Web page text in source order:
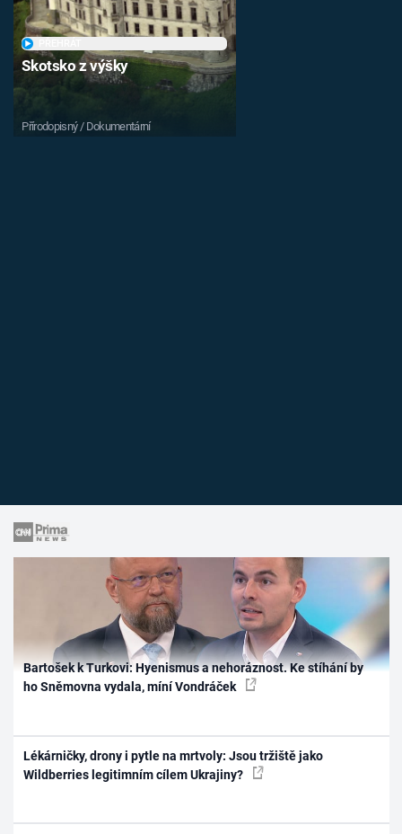
Skotsko z výšky
Přírodopisný / Dokumentární
Bartošek k Turkovi: Hyenismus a nehoráznost. Ke stíhání by
ho Sněmovna vydala, míní Vondráček
Lékárničky, drony i pytle na mrtvoly: Jsou tržiště jako
Wildberries legitimním cílem Ukrajiny?